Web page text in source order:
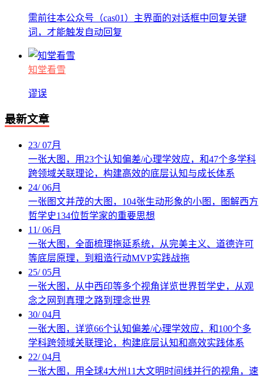
需前往本公众号（cas01）主界面的对话框中回复关键
词，才能触发自动回复
知堂看雪
谬误
最新文章
23/07月
一张大图，用23个认知偏差/心理学效应，和47个多学科
跨领域关联理论，构建高效的底层认知与成长体系
24/06月
一张图文并茂的大图，104张生动形象的小图，图解西方
哲学史134位哲学家的重要思想
11/06月
一张大图，全面梳理拖延系统，从完美主义、道德许可
等底层原理，到粗造行动MVP实践战拖
25/05月
一张大图，从中西印等多个视角详览世界哲学史，从观
念之网到真理之路到理念世界
30/04月
一张大图，详览66个认知偏差/心理学效应，和100个多
学科跨领域关联理论，构建底层认知和高效实践体系
22/04月
一张大图，用全球4大州11大文明时间线并行的视角，速